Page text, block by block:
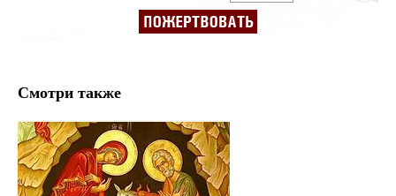
Смотри также